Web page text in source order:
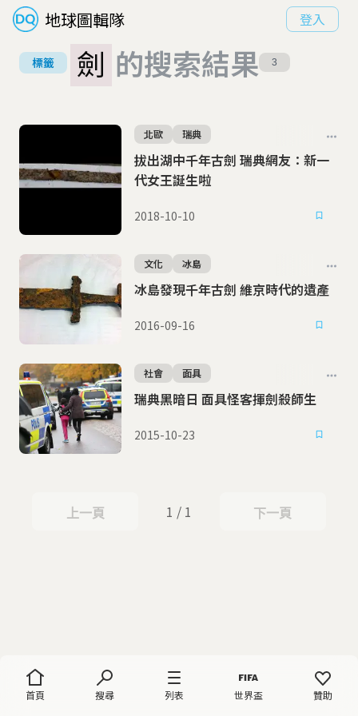
地球圖輯隊 登入
首頁 搜尋 列表 世界盃 贊助
標籤 劍 的搜索結果 3
拔出湖中千年古劍 瑞典網友：新一
代女王誕生啦
北歐 瑞典
2018-10-10
冰島發現千年古劍 維京時代的遺產
文化 冰島
2016-09-16
瑞典黑暗日 面具怪客揮劍殺師生
社會 面具
2015-10-23
上一頁
上一頁 1 / 1 下一頁
下一頁